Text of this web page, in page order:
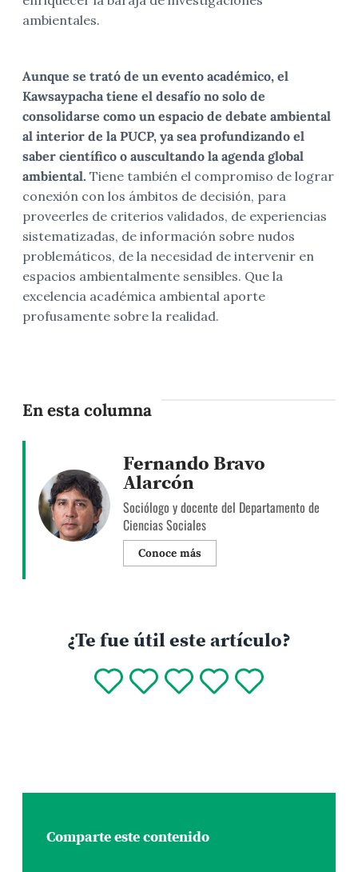
ambientales.
Aunque se trató de un evento académico, el
Kawsaypacha tiene el desafío no solo de
consolidarse como un espacio de debate ambiental
al interior de la PUCP, ya sea profundizando el
saber científico o auscultando la agenda global
ambiental. Tiene también el compromiso de lograr
conexión con los ámbitos de decisión, para
proveerles de criterios validados, de experiencias
sistematizadas, de información sobre nudos
problemáticos, de la necesidad de intervenir en
espacios ambientalmente sensibles. Que la
excelencia académica ambiental aporte
profusamente sobre la realidad.
En esta columna
Fernando Bravo
Alarcón
Sociólogo y docente del Departamento de
Ciencias Sociales
Conoce más
¿Te fue útil este artículo?
Comparte este contenido